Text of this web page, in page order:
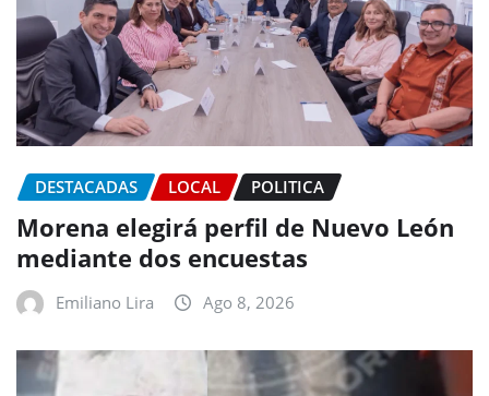
DESTACADAS LOCAL POLITICA
Morena elegirá perfil de Nuevo León
mediante dos encuestas
Emiliano Lira Ago 8, 2026